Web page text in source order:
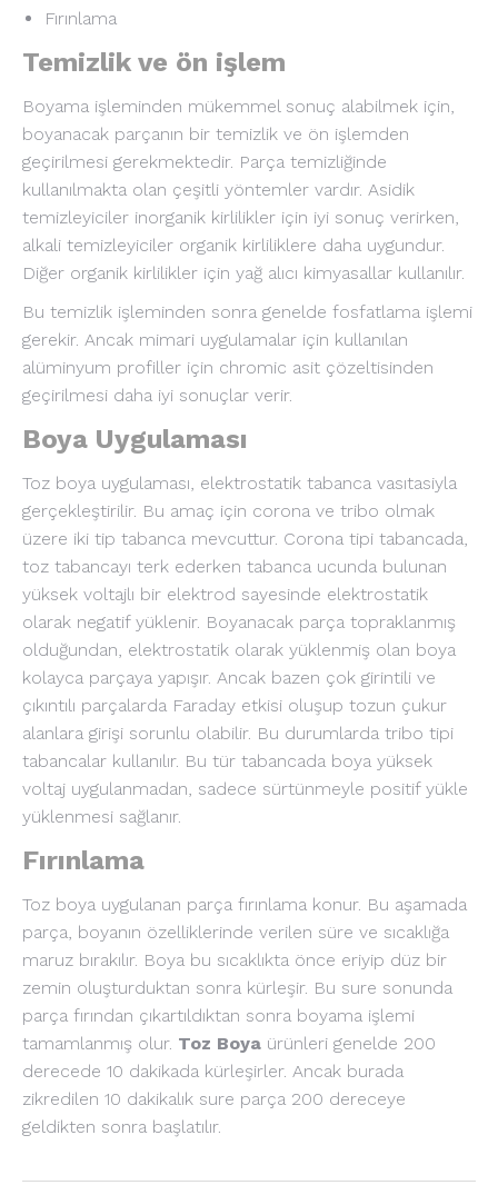
Fırınlama
Temizlik ve ön işlem
Boyama işleminden mükemmel sonuç alabilmek için,
boyanacak parçanın bir temizlik ve ön işlemden
geçirilmesi gerekmektedir. Parça temizliğinde
kullanılmakta olan çeşitli yöntemler vardır. Asidik
temizleyiciler inorganik kirlilikler için iyi sonuç verirken,
alkali temizleyiciler organik kirliliklere daha uygundur.
Diğer organik kirlilikler için yağ alıcı kimyasallar kullanılır.
Bu temizlik işleminden sonra genelde fosfatlama işlemi
gerekir. Ancak mimari uygulamalar için kullanılan
alüminyum profiller için chromic asit çözeltisinden
geçirilmesi daha iyi sonuçlar verir.
Boya Uygulaması
Toz boya uygulaması, elektrostatik tabanca vasıtasiyla
gerçekleştirilir. Bu amaç için corona ve tribo olmak
üzere iki tip tabanca mevcuttur. Corona tipi tabancada,
toz tabancayı terk ederken tabanca ucunda bulunan
yüksek voltajlı bir elektrod sayesinde elektrostatik
olarak negatif yüklenir. Boyanacak parça topraklanmış
olduğundan, elektrostatik olarak yüklenmiş olan boya
kolayca parçaya yapışır. Ancak bazen çok girintili ve
çıkıntılı parçalarda Faraday etkisi oluşup tozun çukur
alanlara girişi sorunlu olabilir. Bu durumlarda tribo tipi
tabancalar kullanılır. Bu tür tabancada boya yüksek
voltaj uygulanmadan, sadece sürtünmeyle positif yükle
yüklenmesi sağlanır.
Fırınlama
Toz boya uygulanan parça fırınlama konur. Bu aşamada
parça, boyanın özelliklerinde verilen süre ve sıcaklığa
maruz bırakılır. Boya bu sıcaklıkta önce eriyip düz bir
zemin oluşturduktan sonra kürleşir. Bu sure sonunda
parça fırından çıkartıldıktan sonra boyama işlemi
tamamlanmış olur. Toz Boya ürünleri genelde 200
derecede 10 dakikada kürleşirler. Ancak burada
zikredilen 10 dakikalık sure parça 200 dereceye
geldikten sonra başlatılır.